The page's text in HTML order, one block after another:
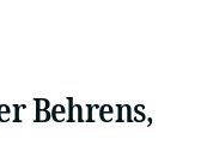
Behrens,